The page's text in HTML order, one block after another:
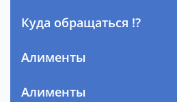
Куда обращаться !?
Алименты
Алименты